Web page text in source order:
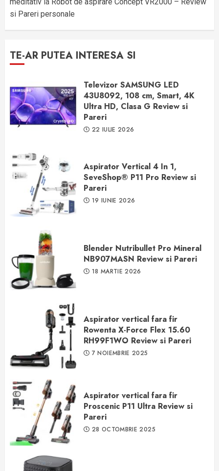
si Pareri personale
TE-AR PUTEA INTERESA SI
Televizor SAMSUNG LED
43U8092, 108 cm, Smart, 4K
Ultra HD, Clasa G Review si
Pareri
22 IULIE 2026
Aspirator Vertical 4 In 1,
SeveShop® P11 Pro Review si
Pareri
19 IUNIE 2026
Blender Nutribullet Pro Mineral
NB907MASN Review si Pareri
18 MARTIE 2026
Aspirator vertical fara fir
Rowenta X-Force Flex 15.60
RH99F1WO Review si Pareri
7 NOIEMBRIE 2025
Aspirator vertical fara fir
Proscenic P11 Ultra Review si
Pareri
28 OCTOMBRIE 2025